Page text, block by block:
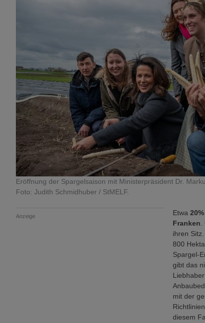
Eröffnung der Spargelsaison mit Ministerpräsident Dr.
Foto: Judith Schmidhuber / StMELF.
Anzeige Etwa
Franken
ihren
800
Spargel-
gibt das
mit der
diesem